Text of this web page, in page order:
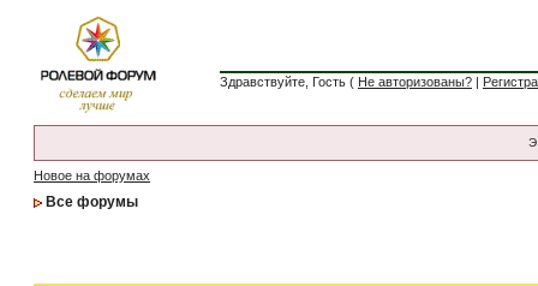
Здравствуйте, Гость ( Не авторизованы? |
Новое на форумах
Все форумы